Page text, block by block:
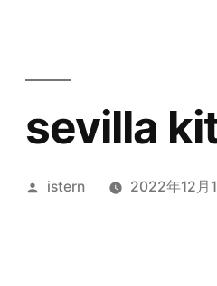
sevilla
Publicado
istern 2022年12月